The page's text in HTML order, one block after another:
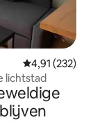
Gemiddelde
4,91 (232)
lichtstad